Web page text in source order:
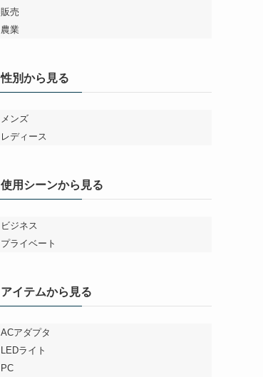
販売
農業
性別から見る
メンズ
レディース
使用シーンから見る
ビジネス
プライベート
アイテムから見る
ACアダプタ
LEDライト
PC